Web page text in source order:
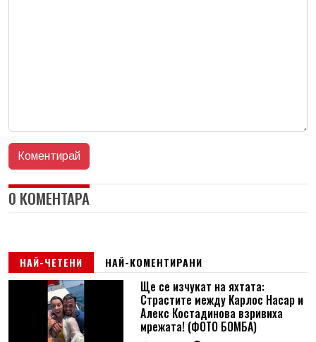
0 КОМЕНТАРА
НАЙ-ЧЕТЕНИ НАЙ-КОМЕНТИРАНИ
Ще се изчукат на яхтата:
Страстите между Карлос Насар и
Алекс Костадинова взривиха
мрежата! (ФОТО БОМБА)